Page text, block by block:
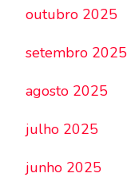
outubro 2025
setembro 2025
agosto 2025
julho 2025
junho 2025